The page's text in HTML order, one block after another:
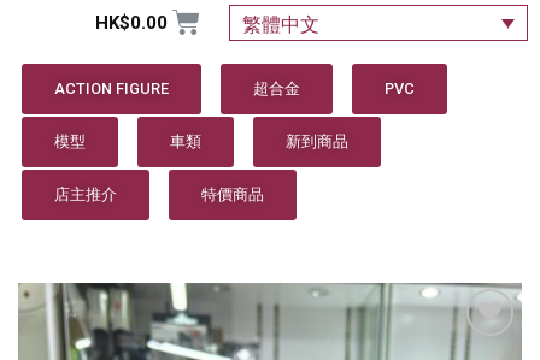
HK$0.00 繁體中文
ACTION FIGURE 超合金 PVC
模型 車類 新到商品
店主推介 特價商品